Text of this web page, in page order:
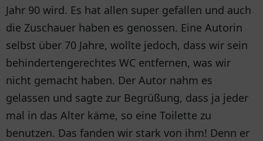
Jahr 90 wird. Es hat allen super gefallen und auch
die Zuschauer haben es genossen. Eine Autorin
selbst über 70 Jahre, wollte jedoch, dass wir sein
behindertengerechtes WC entfernen, was wir
nicht gemacht haben. Der Autor nahm es
gelassen und sagte zur Begrüßung, dass ja jeder
mal in das Alter käme, so eine Toilette zu
benutzen. Das fanden wir stark von ihm! Denn er